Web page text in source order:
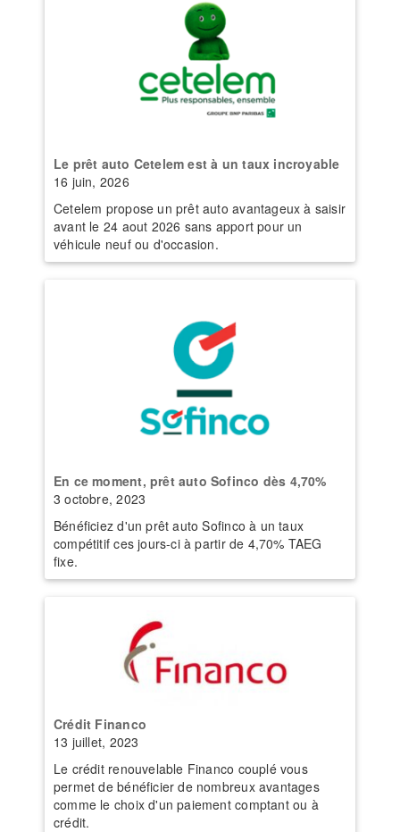
Le prêt auto Cetelem est à un taux incroyable
16 juin, 2026
Cetelem propose un prêt auto avantageux à saisir
avant le 24 aout 2026 sans apport pour un
véhicule neuf ou d'occasion.
En ce moment, prêt auto Sofinco dès 4,70%
3 octobre, 2023
Bénéficiez d'un prêt auto Sofinco à un taux
compétitif ces jours-ci à partir de 4,70% TAEG
fixe.
Crédit Financo
13 juillet, 2023
Le crédit renouvelable Financo couplé vous
permet de bénéficier de nombreux avantages
comme le choix d'un paiement comptant ou à
crédit.